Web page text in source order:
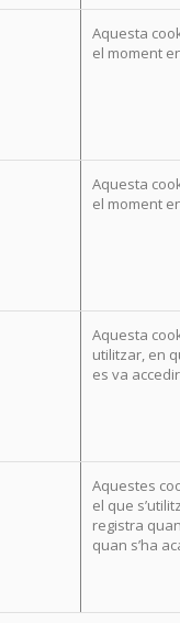
Aquesta
el moment
Aquesta
el moment
Aquesta
utilitzar, en
es va
Aquestes
el que
registra
quan s’ha